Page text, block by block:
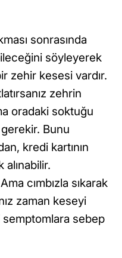
sonrasında
söyleyerek
zehir kesesi vardır.
zehrin
oradaki soktuğu
Bunu
kredi kartının
alınabilir.
cımbızla sıkarak
zaman keseyi
semptomlara sebep